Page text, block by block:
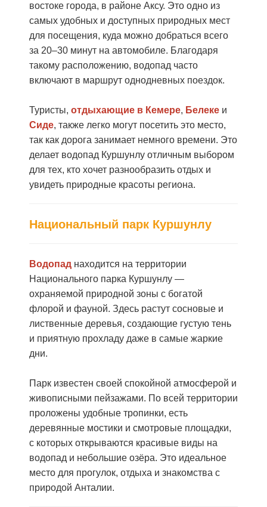
востоке города, в районе Аксу. Это одно из
самых удобных и доступных природных мест
для посещения, куда можно добраться всего
за 20–30 минут на автомобиле. Благодаря
такому расположению, водопад часто
включают в маршрут однодневных поездок.
Туристы, отдыхающие в Кемере, Белеке и
Сиде, также легко могут посетить это место,
так как дорога занимает немного времени. Это
делает водопад Куршунлу отличным выбором
для тех, кто хочет разнообразить отдых и
увидеть природные красоты региона.
Национальный парк Куршунлу
Водопад находится на территории
Национального парка Куршунлу —
охраняемой природной зоны с богатой
флорой и фауной. Здесь растут сосновые и
лиственные деревья, создающие густую тень
и приятную прохладу даже в самые жаркие
дни.
Парк известен своей спокойной атмосферой и
живописными пейзажами. По всей территории
проложены удобные тропинки, есть
деревянные мостики и смотровые площадки,
с которых открываются красивые виды на
водопад и небольшие озёра. Это идеальное
место для прогулок, отдыха и знакомства с
природой Анталии.